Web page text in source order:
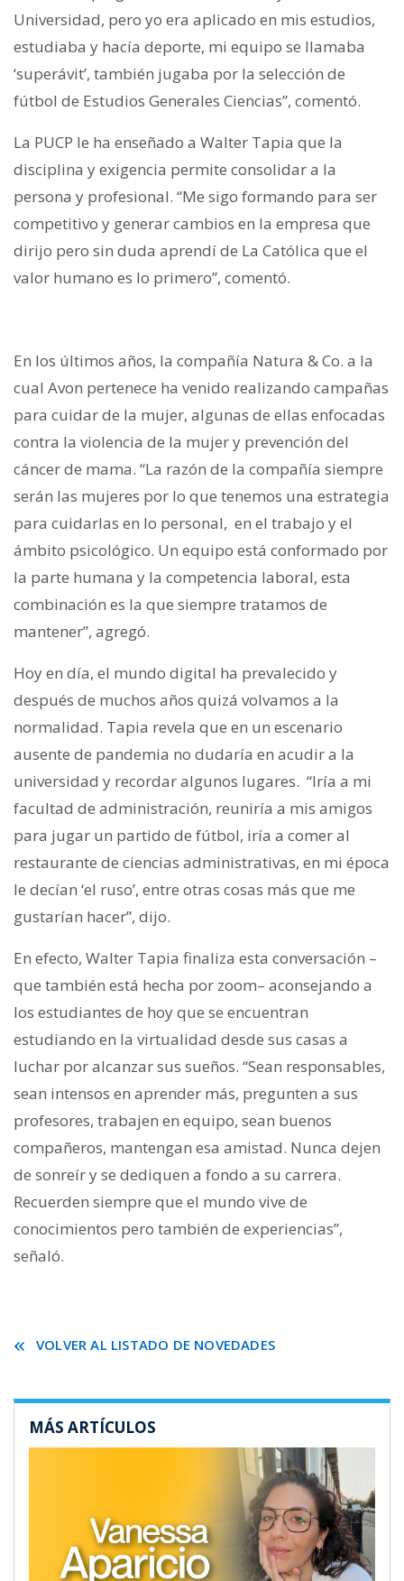
Universidad, pero yo era aplicado en mis estudios,
estudiaba y hacía deporte, mi equipo se llamaba
‘superávit’, también jugaba por la selección de
fútbol de Estudios Generales Ciencias”, comentó.
La PUCP le ha enseñado a Walter Tapia que la
disciplina y exigencia permite consolidar a la
persona y profesional. “Me sigo formando para ser
competitivo y generar cambios en la empresa que
dirijo pero sin duda aprendí de La Católica que el
valor humano es lo primero”, comentó.
En los últimos años, la compañía Natura & Co. a la
cual Avon pertenece ha venido realizando campañas
para cuidar de la mujer, algunas de ellas enfocadas
contra la violencia de la mujer y prevención del
cáncer de mama. “La razón de la compañía siempre
serán las mujeres por lo que tenemos una estrategia
para cuidarlas en lo personal, en el trabajo y el
ámbito psicológico. Un equipo está conformado por
la parte humana y la competencia laboral, esta
combinación es la que siempre tratamos de
mantener”, agregó.
Hoy en día, el mundo digital ha prevalecido y
después de muchos años quizá volvamos a la
normalidad. Tapia revela que en un escenario
ausente de pandemia no dudaría en acudir a la
universidad y recordar algunos lugares. “Iría a mi
facultad de administración, reuniría a mis amigos
para jugar un partido de fútbol, iría a comer al
restaurante de ciencias administrativas, en mi época
le decían ‘el ruso’, entre otras cosas más que me
gustarían hacer”, dijo.
En efecto, Walter Tapia finaliza esta conversación –
que también está hecha por zoom– aconsejando a
los estudiantes de hoy que se encuentran
estudiando en la virtualidad desde sus casas a
luchar por alcanzar sus sueños. “Sean responsables,
sean intensos en aprender más, pregunten a sus
profesores, trabajen en equipo, sean buenos
compañeros, mantengan esa amistad. Nunca dejen
de sonreír y se dediquen a fondo a su carrera.
Recuerden siempre que el mundo vive de
conocimientos pero también de experiencias”,
señaló.
VOLVER AL LISTADO DE NOVEDADES
MÁS ARTÍCULOS